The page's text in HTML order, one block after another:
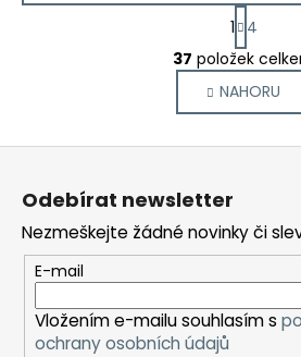
O
v
l
á
d
p
r
v
k
y
S
t
r
á
n
k
o
í
1
4
37 položek
NAHORU
Odebírat newsletter
Nezmeškejte žádné novinky či
E-mail
Vložením e-mailu souhlasím s
ochrany osobních údajů